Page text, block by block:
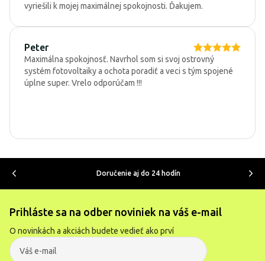
vyriešili k mojej maximálnej spokojnosti. Ďakujem.
Peter
Maximálna spokojnosť. Navrhol som si svoj ostrovný
systém fotovoltaiky a ochota poradiť a veci s tým spojené
úplne super. Vrelo odporúčam !!!
Doručenie aj do 24 hodín
Prihláste sa na odber noviniek na váš e-mail
O novinkách a akciách budete vedieť ako prví